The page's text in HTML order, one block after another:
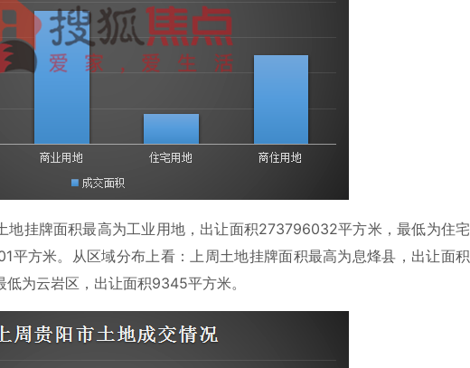
地挂牌面积最高为工业用地，出让面积273796032平方米，最低为住宅
平方米。从区域分布上看：上周土地挂牌面积最高为息烽县，出让面积
为云岩区，出让面积9345平方米。